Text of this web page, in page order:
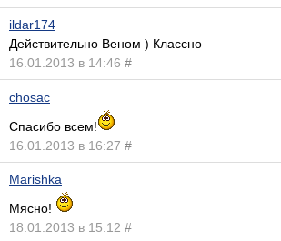
ildar174
Действительно Веном ) Классно
16.01.2013 в 14:46 #
chosac
Спасибо всем!
16.01.2013 в 16:27 #
Marishka
Мясно!
18.01.2013 в 15:12 #